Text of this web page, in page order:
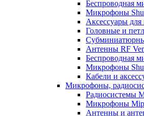
Беспроводная
Микрофоны
Аксессуары
Головные и
Антенны RF
Беспроводная
Микрофоны
Кабели и
Микрофоны,
Радиосистемы
Микрофоны
Антенны и